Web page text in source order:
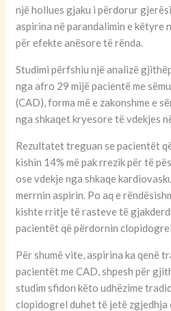
një hollues gjaku i përdorur
aspirina në parandalimin e
për efekte anësore të rënda.
Studimi përfshiu një analizë
nga afro 29 mijë pacientë me
(CAD), forma më e zakonshme e
nga shkaqet kryesore të vdekjes
Rezultatet treguan se pacientët
kishin 14% më pak rrezik për të
ose vdekje nga shkaqe
merrnin aspirin. Po aq e
kishte rritje të rasteve të
pacientët që përdornin
Për shumë vite, aspirina ka qenë
pacientët me CAD, shpesh për
studim sfidon këto udhëzime
clopidogrel duhet të jetë